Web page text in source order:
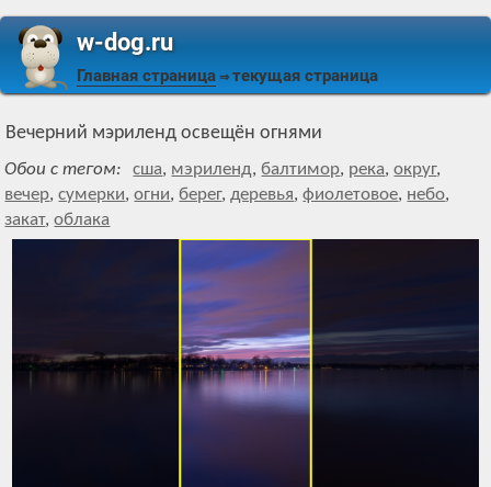
w-dog.ru
Главная страница ⇒ текущая страница
Вечерний мэриленд освещён огнями
Обои с тегом: сша, мэриленд,балтимор, река,округ,
вечер,сумерки,огни,берег,деревья,фиолетовое, небо,
закат,облака